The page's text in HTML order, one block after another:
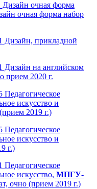
очная форма
очная форма набор
Дизайн, прикладной
Дизайн на английском
прием 2020 г.
искусство и
2019 г.)
искусство и
г.)
искусство, МПГУ-
очно (прием 2019 г.)